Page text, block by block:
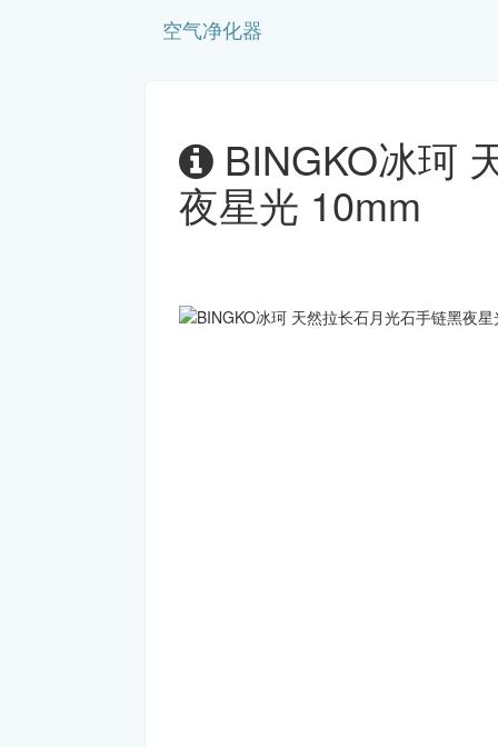
空气净化器
BINGKO冰珂
夜星光 10mm